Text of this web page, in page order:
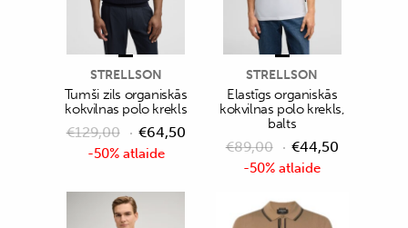
-50% atlaide
STRELLSON
Tumši zils organiskās
kokvilnas polo krekls
€129,00 €64,50
-50% atlaide
STRELLSON
Elastīgs organiskās
kokvilnas polo krekls,
balts
€89,00 €44,50